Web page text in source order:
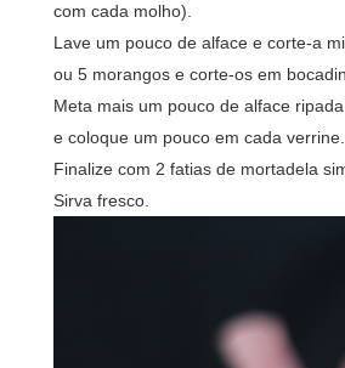
com cada molho).
Lave um pouco de alface e corte-a
ou 5 morangos e corte-os em
Meta mais um pouco de alface
e coloque um pouco em cada verrine.
Finalize com 2 fatias de mortadela
Sirva fresco.